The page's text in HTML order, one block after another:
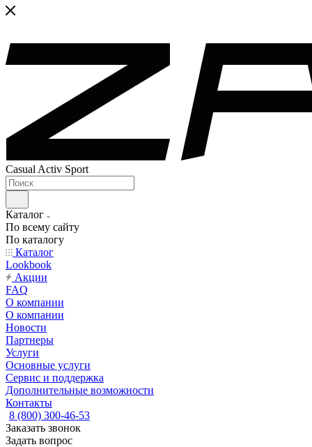
Casual Activ Sport
Каталог
По всему сайту
По каталогу
Каталог
Lookbook
Акции
FAQ
О компании
О компании
Новости
Партнеры
Услуги
Основные услуги
Сервис и поддержка
Дополнительные возможности
Контакты
8 (800) 300-46-53
Заказать звонок
Задать вопрос